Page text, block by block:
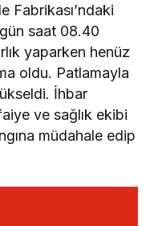
Fabrikası’ndaki
saat 08.40
yaparken henüz
oldu. Patlamayla
İhbar
ve sağlık ekibi
müdahale edip